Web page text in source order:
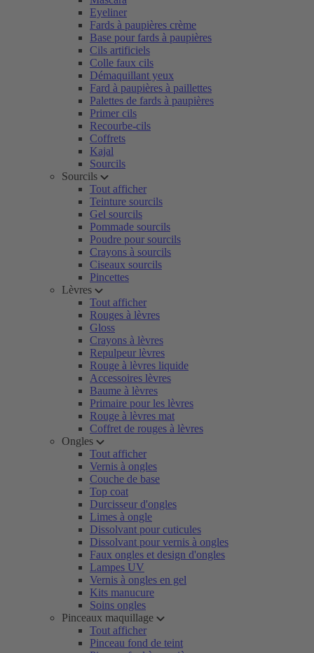
Eyeliner
Fards à paupières crème
Base pour fards à paupières
Cils artificiels
Colle faux cils
Démaquillant yeux
Fard à paupières à paillettes
Palettes de fards à paupières
Primer cils
Recourbe-cils
Coffrets
Kajal
Sourcils
Sourcils
Tout afficher
Teinture sourcils
Gel sourcils
Pommade sourcils
Poudre pour sourcils
Crayons à sourcils
Ciseaux sourcils
Pincettes
Lèvres
Tout afficher
Rouges à lèvres
Gloss
Crayons à lèvres
Repulpeur lèvres
Rouge à lèvres liquide
Accessoires lèvres
Baume à lèvres
Primaire pour les lèvres
Rouge à lèvres mat
Coffret de rouges à lèvres
Ongles
Tout afficher
Vernis à ongles
Couche de base
Top coat
Durcisseur d'ongles
Limes à ongle
Dissolvant pour cuticules
Dissolvant pour vernis à ongles
Faux ongles et design d'ongles
Lampes UV
Vernis à ongles en gel
Kits manucure
Soins ongles
Pinceaux maquillage
Tout afficher
Pinceau fond de teint